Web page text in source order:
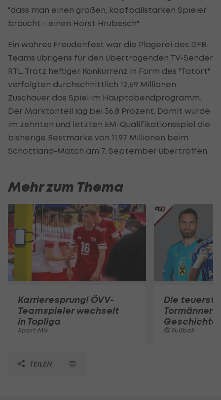
"dass man einen großen, kopfballstarken Spieler
braucht - einen Horst Hrubesch".
Ein wahres Freudenfest war die Plagerei des DFB-
Teams übrigens für den übertragenden TV-Sender
RTL. Trotz heftiger Konkurrenz in Form des "Tatort"
verfolgten durchschnittlich 12,69 Millionen
Zuschauer das Spiel im Hauptabendprogramm.
Der Marktanteil lag bei 36,8 Prozent. Damit wurde
im zehnten und letzten EM-Qualifikationsspiel die
bisherige Bestmarke von 11,97 Millionen beim
Schottland-Match am 7. September übertroffen.
Mehr zum Thema
Karrieresprung! ÖVV-
Teamspieler wechselt
in Topliga
Sport-Mix
Die
Tormänner
Geschichte
Fußball
TEILEN